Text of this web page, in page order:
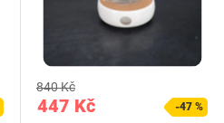
447 Kč
840 Kč
-47 %